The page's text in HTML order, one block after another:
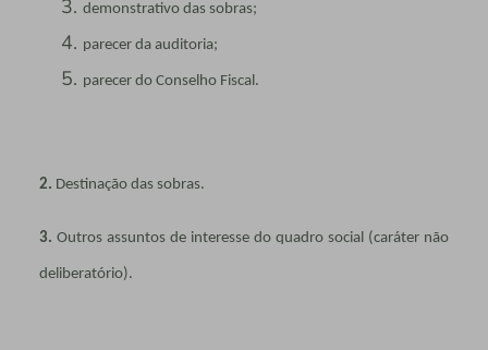
demonstrativo das sobras;
parecer da auditoria;
parecer do Conselho Fiscal.
2. Destinação das sobras.
3. Outros assuntos de interesse do quadro social (caráter não
deliberatório).